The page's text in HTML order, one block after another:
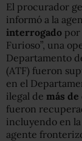
El procurador
informó a la
interrogado por
Furioso”, una
Departamento
(ATF) fueron
en el
ilegal de más
fueron
incluyendo en
agente